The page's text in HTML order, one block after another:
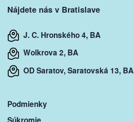
Nájdete nás v Bratislave
J. C. Hronského 4, BA
Wolkrova 2, BA
OD Saratov, Saratovská 13, BA
Podmienky